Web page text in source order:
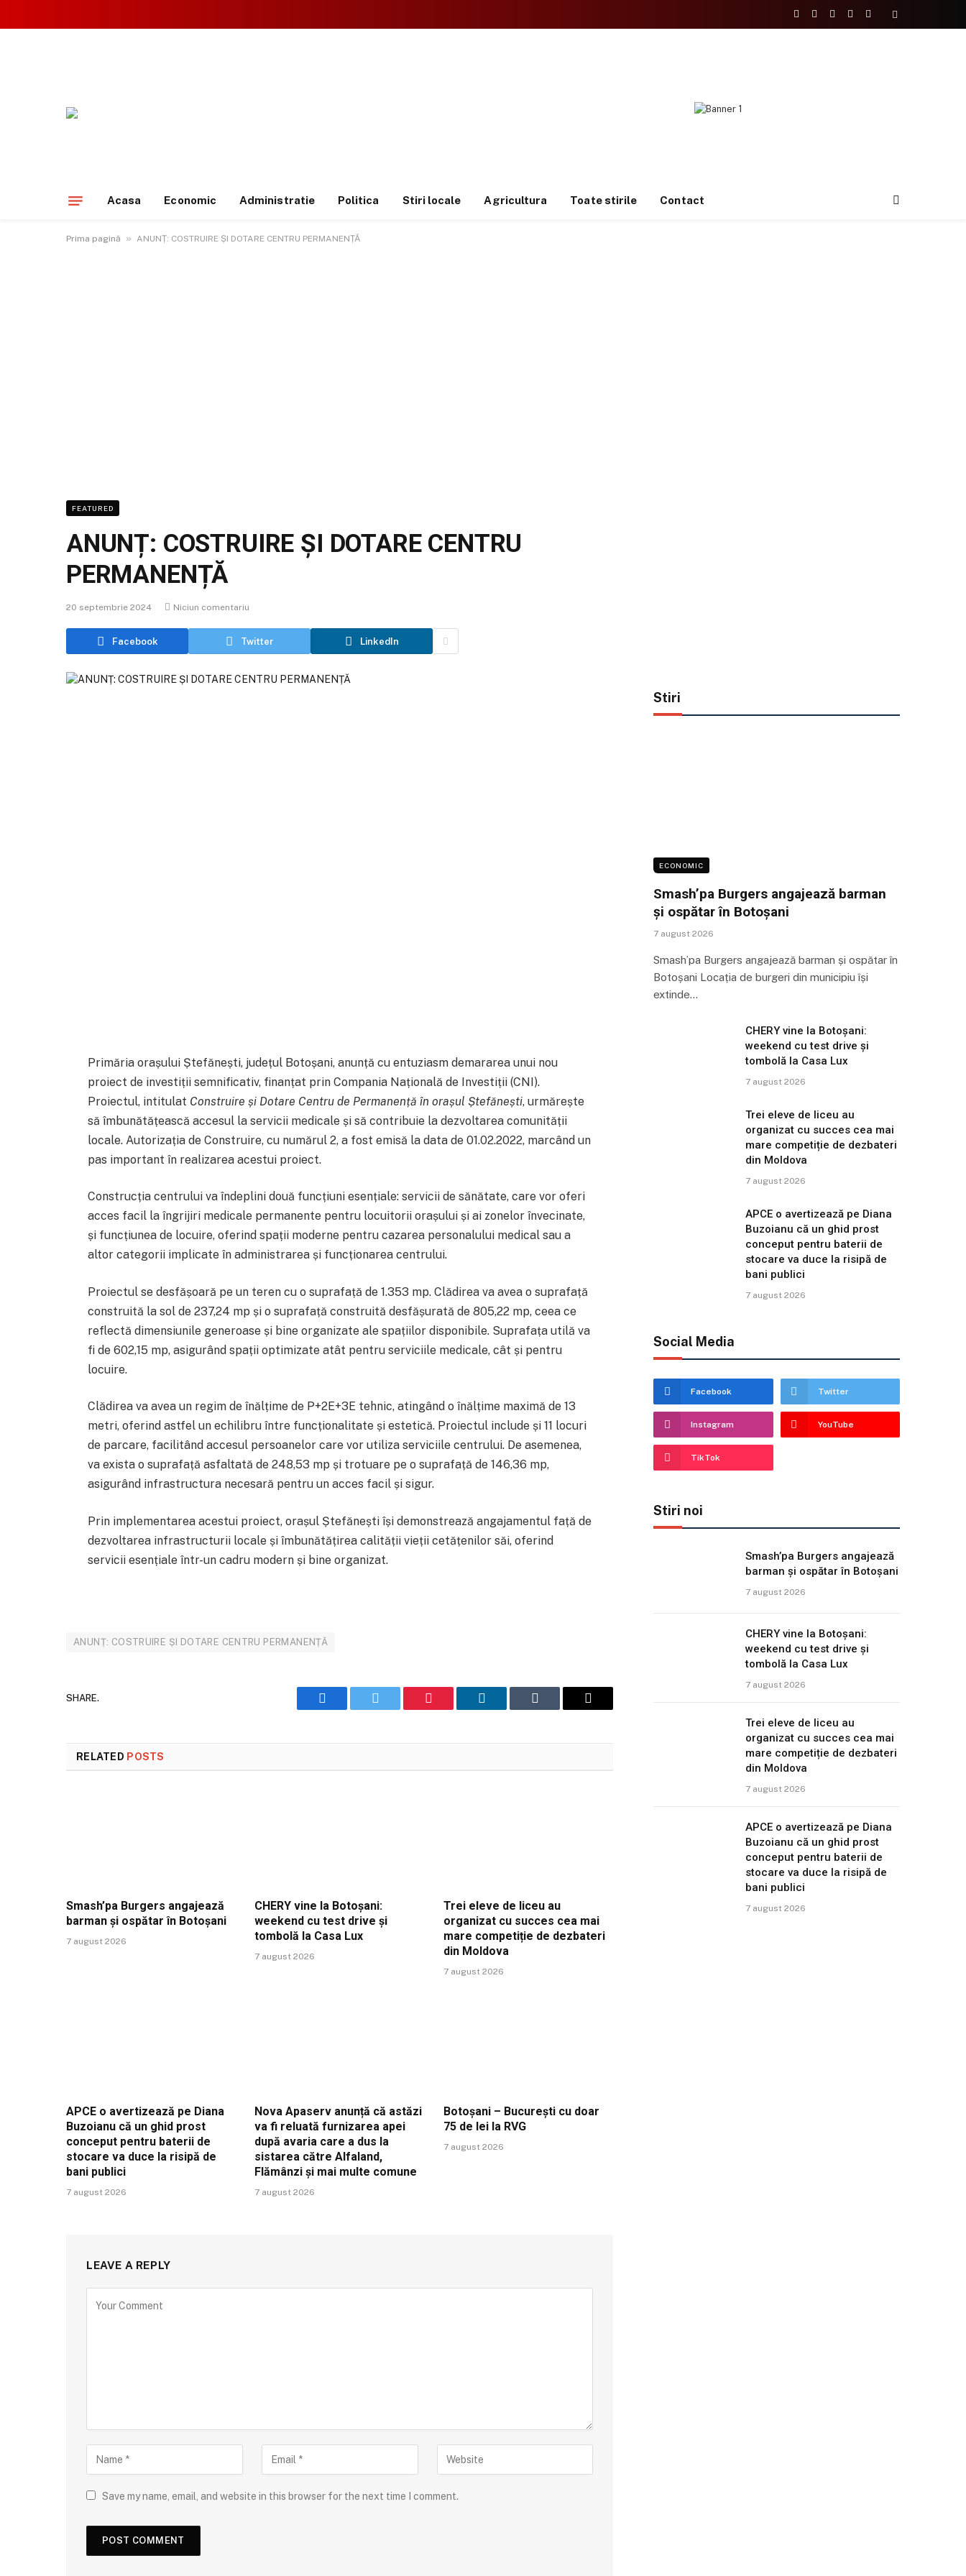
Facebook
X
Instagram
YouTube
TikTok
Acasa Economic Administratie Politica Stiri locale Agricultura Toate stirile Contact
Prima pagină » ANUNȚ: COSTRUIRE ȘI DOTARE CENTRU PERMANENȚĂ
FEATURED
ANUNȚ: COSTRUIRE ȘI DOTARE CENTRU
PERMANENȚĂ
20 septembrie 2024 Niciun comentariu
Facebook Twitter LinkedIn
Primăria orașului Ștefănești, județul Botoșani, anunță cu entuziasm demararea unui nou
proiect de investiții semnificativ, finanțat prin Compania Națională de Investiții (CNI).
Proiectul, intitulat Construire și Dotare Centru de Permanență în orașul Ștefănești, urmărește
să îmbunătățească accesul la servicii medicale și să contribuie la dezvoltarea comunității
locale. Autorizația de Construire, cu numărul 2, a fost emisă la data de 01.02.2022, marcând un
pas important în realizarea acestui proiect.
Construcția centrului va îndeplini două funcțiuni esențiale: servicii de sănătate, care vor oferi
acces facil la îngrijiri medicale permanente pentru locuitorii orașului și ai zonelor învecinate,
și funcțiunea de locuire, oferind spații moderne pentru cazarea personalului medical sau a
altor categorii implicate în administrarea și funcționarea centrului.
Proiectul se desfășoară pe un teren cu o suprafață de 1.353 mp. Clădirea va avea o suprafață
construită la sol de 237,24 mp și o suprafață construită desfășurată de 805,22 mp, ceea ce
reflectă dimensiunile generoase și bine organizate ale spațiilor disponibile. Suprafața utilă va
fi de 602,15 mp, asigurând spații optimizate atât pentru serviciile medicale, cât și pentru
locuire.
Clădirea va avea un regim de înălțime de P+2E+3E tehnic, atingând o înălțime maximă de 13
metri, oferind astfel un echilibru între funcționalitate și estetică. Proiectul include și 11 locuri
de parcare, facilitând accesul persoanelor care vor utiliza serviciile centrului. De asemenea,
va exista o suprafață asfaltată de 248,53 mp și trotuare pe o suprafață de 146,36 mp,
asigurând infrastructura necesară pentru un acces facil și sigur.
Prin implementarea acestui proiect, orașul Ștefănești își demonstrează angajamentul față de
dezvoltarea infrastructurii locale și îmbunătățirea calității vieții cetățenilor săi, oferind
servicii esențiale într-un cadru modern și bine organizat.
ANUNȚ: COSTRUIRE ȘI DOTARE CENTRU PERMANENȚĂ
SHARE.
Facebook Twitter Pinterest LinkedIn Tumblr Email
RELATED POSTS
Smash’pa Burgers angajează
barman și ospătar în Botoșani
7 august 2026
CHERY vine la Botoșani:
weekend cu test drive și
tombolă la Casa Lux
7 august 2026
Trei eleve de liceu au
organizat cu succes cea mai
mare competiție de dezbateri
din Moldova
7 august 2026
APCE o avertizează pe Diana
Buzoianu că un ghid prost
conceput pentru baterii de
stocare va duce la risipă de
bani publici
7 august 2026
Nova Apaserv anunță că astăzi
va fi reluată furnizarea apei
după avaria care a dus la
sistarea către Alfaland,
Flămânzi și mai multe comune
7 august 2026
Botoșani – București cu doar
75 de lei la RVG
7 august 2026
LEAVE A REPLY
Save my name, email, and website in this browser for the next time I comment.
Stiri
ECONOMIC
Smash’pa Burgers angajează barman
și ospătar în Botoșani
7 august 2026
Smash’pa Burgers angajează barman și ospătar în
Botoșani Locația de burgeri din municipiu își
extinde…
CHERY vine la Botoșani:
weekend cu test drive și
tombolă la Casa Lux
7 august 2026
Trei eleve de liceu au
organizat cu succes cea mai
mare competiție de dezbateri
din Moldova
7 august 2026
APCE o avertizează pe Diana
Buzoianu că un ghid prost
conceput pentru baterii de
stocare va duce la risipă de
bani publici
7 august 2026
Social Media
Facebook Twitter
Instagram YouTube
TikTok
Stiri noi
Smash’pa Burgers angajează
barman și ospătar în Botoșani
7 august 2026
CHERY vine la Botoșani:
weekend cu test drive și
tombolă la Casa Lux
7 august 2026
Trei eleve de liceu au
organizat cu succes cea mai
mare competiție de dezbateri
din Moldova
7 august 2026
APCE o avertizează pe Diana
Buzoianu că un ghid prost
conceput pentru baterii de
stocare va duce la risipă de
bani publici
7 august 2026